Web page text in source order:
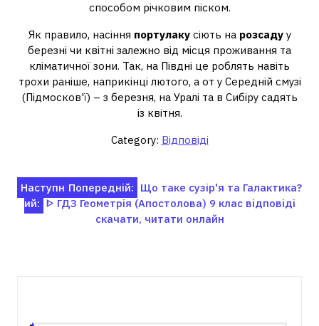
способом річковим піском.
Як правило, насіння портулакусіють на розсадуу
березні чи квітні залежно від місця проживання та
кліматичної зони. Так, на Півдні це роблять навіть
трохи раніше, наприкінці лютого, а от у Середній смузі
(Підмосков'ї) – з березня, на Уралі та в Сибіру садять
із квітня.
Category: Відповіді
Навігація
записів
Попередній: Що таке сузір'я та Галактика?
Наступн
ий: ᐈ ГДЗ Геометрія (Апостолова) 9 клас відповіді
скачати, читати онлайн